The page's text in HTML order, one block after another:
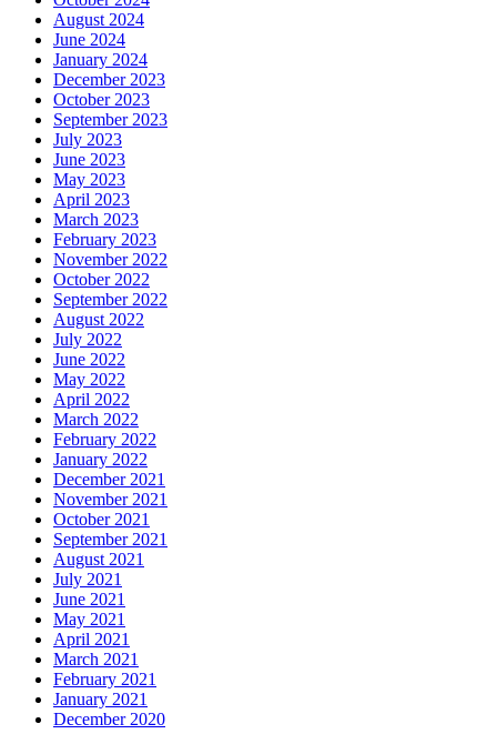
August 2024
June 2024
January 2024
December 2023
October 2023
September 2023
July 2023
June 2023
May 2023
April 2023
March 2023
February 2023
November 2022
October 2022
September 2022
August 2022
July 2022
June 2022
May 2022
April 2022
March 2022
February 2022
January 2022
December 2021
November 2021
October 2021
September 2021
August 2021
July 2021
June 2021
May 2021
April 2021
March 2021
February 2021
January 2021
December 2020